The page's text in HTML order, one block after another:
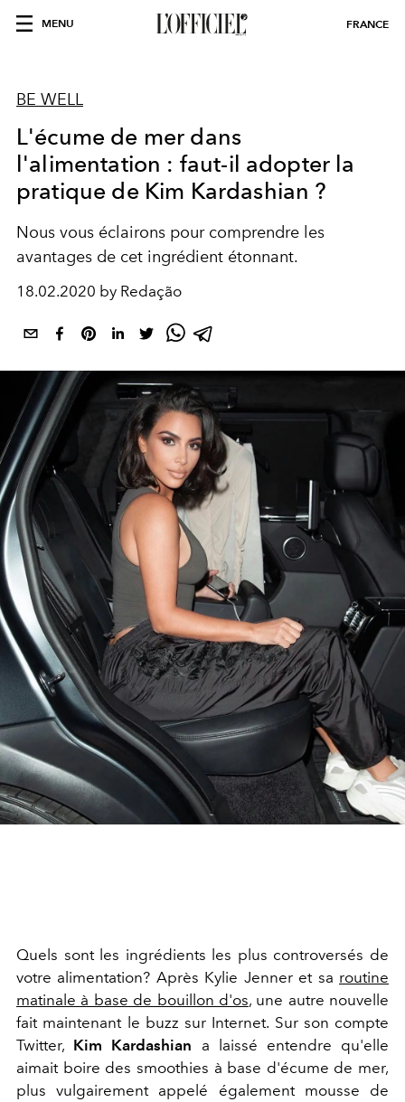
MENU FRANCE
BE WELL
L'écume de mer dans
l'alimentation : faut-il adopter la
pratique de Kim Kardashian ?
Nous vous éclairons pour comprendre les
avantages de cet ingrédient étonnant.
18.02.2020 by Redação
Quels sont les ingrédients les plus controversés de
votre alimentation? Après Kylie Jenner et sa routine
matinale à base de bouillon d'os, une autre nouvelle
fait maintenant le buzz sur Internet. Sur son compte
Twitter, Kim Kardashian a laissé entendre qu'elle
aimait boire des smoothies à base d'écume de mer,
plus vulgairement appelé également mousse de